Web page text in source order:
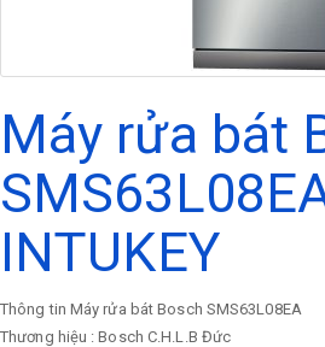
Máy rửa bát
INTUKEY
Thông tin Máy rửa bát Bosch SMS63L08EA
Thương hiệu : Bosch C.H.L.B Đức